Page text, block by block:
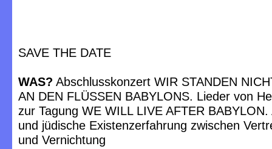
SAVE THE DATE
WAS? Abschlusskonzert WIR STANDEN
AN DEN FLÜSSEN BABYLONS. Lieder von
zur Tagung WE WILL LIVE AFTER
und jüdische Existenzerfahrung zwischen
und Vernichtung